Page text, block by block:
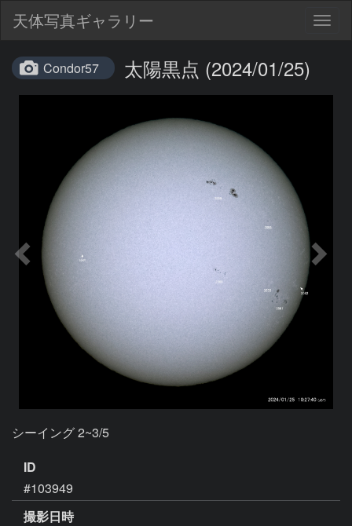
天体写真ギャラリー
Condor57 太陽黒点 (2024/01/25)
シーイング 2~3/5
ID
#103949
撮影日時